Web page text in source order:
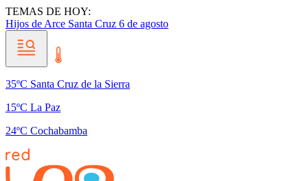
TEMAS DE HOY:
Hijos de Arce Santa Cruz 6 de agosto
35ºC Santa Cruz de la Sierra
15ºC La Paz
24ºC Cochabamba